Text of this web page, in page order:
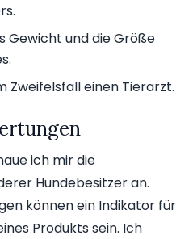
Gewicht und die Größe
Zweifelsfall einen Tierarzt.
ich mir die
Hundebesitzer an.
können ein Indikator für
Produkts sein. Ich